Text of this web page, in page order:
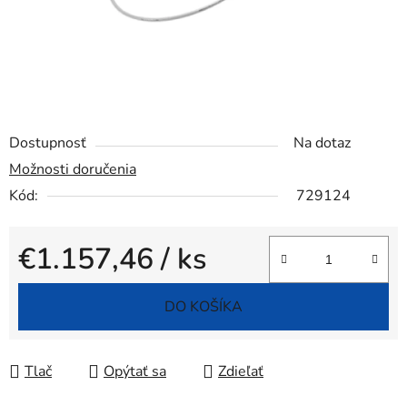
Dostupnosť
Na dotaz
Možnosti doručenia
Kód:
729124
€1.157,46/ ks
Jednotková cena:
DO KOŠÍKA
Tlač Opýtať sa Zdieľať